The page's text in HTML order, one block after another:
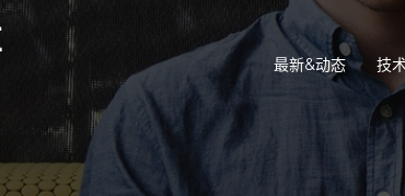
最新&动态 技